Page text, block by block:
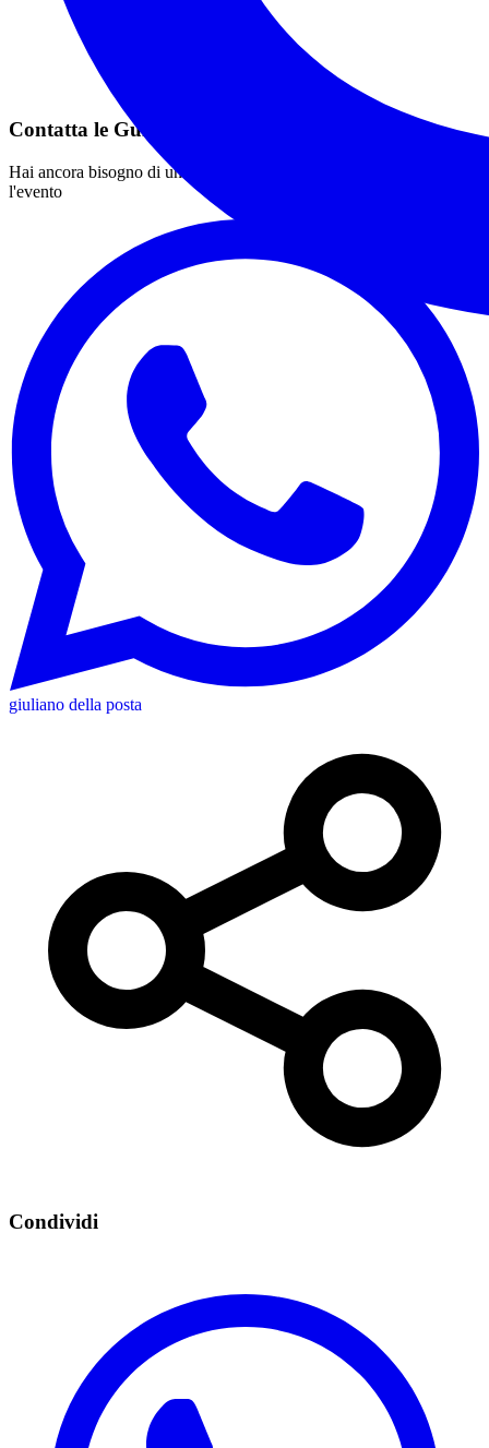
Contatta le Guida
Hai ancora bisogno di un aiuto? contatta le Guide che organizzano
l'evento
giuliano della posta
Condividi